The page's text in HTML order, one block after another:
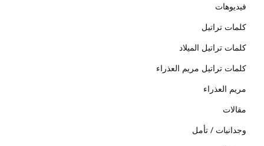
فيديوهات
كلمات تراتيل
كلمات تراتيل الميلاد
كلمات تراتيل مريم العذراء
مريم العذراء
مقالات
وجدانيات / تأمل